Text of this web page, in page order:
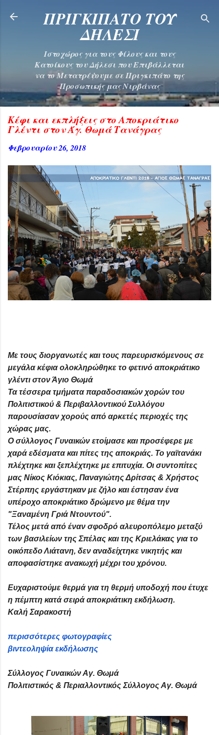
Μετάβαση στο κύριο περιεχόμενο
ΠΡΙΓΚΙΠΑΤΟ ΤΟΥ
ΔΗΛΕΣΙ
Ιστοχώρος για τους Φίλους και τους
Κατοίκους του Δήλεσι που Επιβάλλεται
να το Μετατρέψουμε σε Πριγκιπάτο της
Προσωπικής μας Νιρβάνας
Κέφι και εκπλήξεις στο Αποκριάτικο
Γλέντι στον Άγ. Θωμά Τανάγρας
Φεβρουαρίου 26, 2018
Με τους διοργανωτές και τους παρευρισκόμενους σε
μεγάλα κέφια ολοκληρώθηκε το φετινό αποκριάτικο
γλέντι στον Άγιο Θωμά
Τα τέσσερα τμήματα παραδοσιακών χορών του
Πολιτιστικού & Περιβαλλοντικού Συλλόγου
παρουσίασαν χορούς από αρκετές περιοχές της
χώρας μας.
Ο σύλλογος Γυναικών ετοίμασε και προσέφερε με
χαρά εδέσματα και πίτες της αποκριάς. Το γαϊτανάκι
πλέχτηκε και ξεπλέχτηκε με επιτυχία. Οι συντοπίτες
μας Νίκος Κιόκιας, Παναγιώτης Δρίτσας & Χρήστος
Στέρπης εργάστηκαν με ζήλο και έστησαν ένα
υπέροχο αποκριάτικο δρώμενο με θέμα την
"Ξαναμένη Γριά Ντουντού".
Τέλος μετά από έναν σφοδρό αλευροπόλεμο μεταξύ
των βασιλείων της Σπέλας και της Κριελάκας για το
οικόπεδο Λιάτανη, δεν αναδείχτηκε νικητής και
αποφασίστηκε ανακωχή μέχρι του χρόνου.
Ευχαριστούμε θερμά για τη θερμή υποδοχή που έτυχε
η πέμπτη κατά σειρά αποκριάτικη εκδήλωση.
Καλή Σαρακοστή
περισσότερες φωτογραφίες
βιντεοληψία εκδήλωσης
Σύλλογος Γυναικών Αγ. Θωμά
Πολιτιστικός & Περιαλλοντικός Σύλλογος Αγ. Θωμά